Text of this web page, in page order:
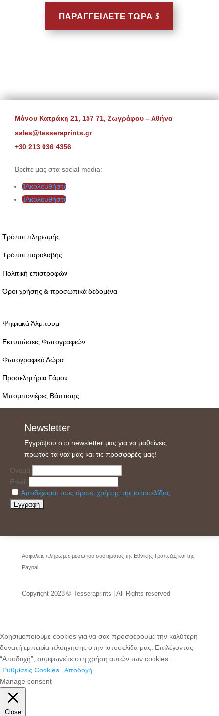
ΠΑΡΑΓΓΕΙΛΕΤΕ ΤΩΡΑ
Μάνου Κατράκη 21, 157 71, Ζωγράφου – Αθήνα
sales@tesseraprints.gr
+30 213 036 4356
Βρείτε μας στα social media:
Ακολουθήστε
Ακολουθήστε
Τρόποι πληρωμής
Τρόποι παραλαβής
Πολιτική επιστροφών
Όροι χρήσης & προσωπικά δεδομένα
Ψηφιακά Άλμπουμ
Εκτυπώσεις Φωτογραφιών
Φωτογραφικά Δώρα
Προσκλητήρια Γάμου
Μπομπονιέρες Βάπτισης
Newsletter
Εγγράψου στο newsletter μας για να μαθαίνεις
πρώτος τα νέα μας και τις προσφορές μας!
Όνομα
Email
Αποδέχομαι τους όρους χρήσης της ιστοσελίδας
Ασφαλείς πληρωμές μέσω του συστήματος της Εθνικής Τράπεζας και της
Paypal.
Copyright 2023 © Tesseraprints | All Rights reserved
Χρησιμοποιούμε cookies για να σας προσφέρουμε την καλύτερη
δυνατή εμπειρία πλοήγησης στην ιστοσελίδα μας. Επιλέγοντας
“Αποδοχή”, συμφωνείτε στη χρήση αυτών των cookies.
Ρυθμίσεις Cookies
Αποδοχή
Manage consent
Close